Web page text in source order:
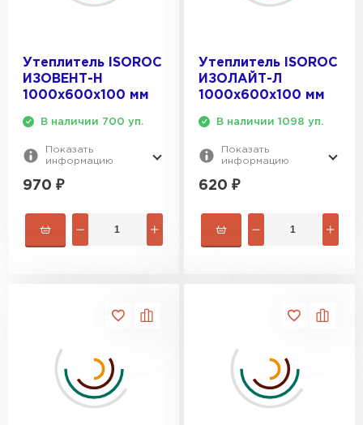
Утеплитель ISOROC
ИЗОВЕНТ-Н
1000х600х100 мм
В наличии 700 уп.
Показать
информацию
970 ₽
Утеплитель ISOROC
ИЗОЛАЙТ-Л
1000х600х100 мм
В наличии 1098 уп.
Показать
информацию
620 ₽